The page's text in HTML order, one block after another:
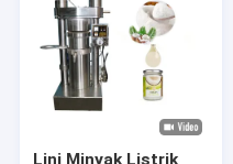
Lini Minyak Listrik